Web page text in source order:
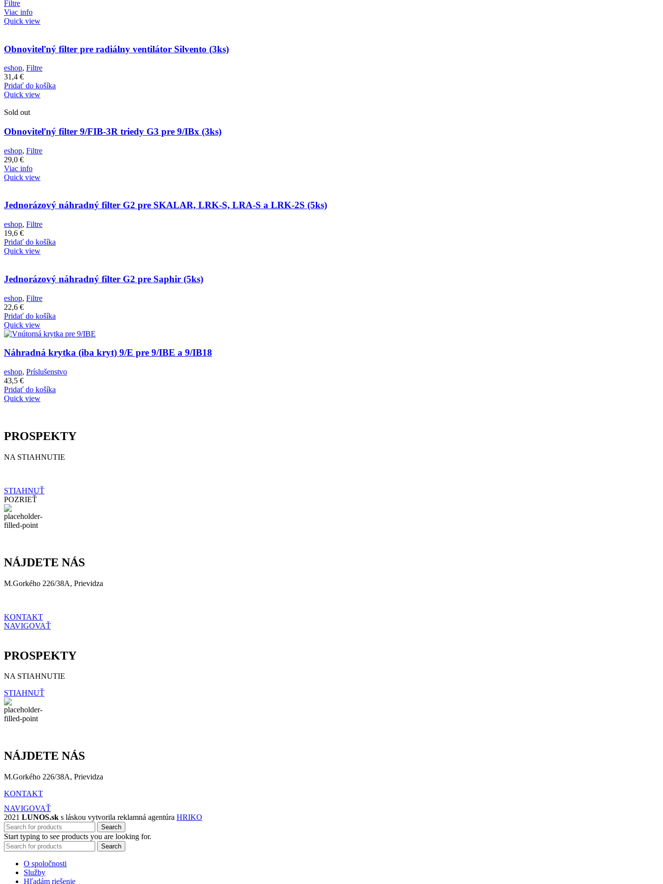
Filtre
Viac info
Quick view
Obnoviteľný filter pre radiálny ventilátor Silvento (3ks)
eshop, Filtre
31,4 €
Pridať do košíka
Quick view
Sold out
Obnoviteľný filter 9/FIB-3R triedy G3 pre 9/IBx (3ks)
eshop, Filtre
29,0 €
Viac info
Quick view
Jednorázový náhradný filter G2 pre SKALAR, LRK-S, LRA-S a LRK-2S (5ks)
eshop, Filtre
19,6 €
Pridať do košíka
Quick view
Jednorázový náhradný filter G2 pre Saphir (5ks)
eshop, Filtre
22,6 €
Pridať do košíka
Quick view
Náhradná krytka (iba kryt) 9/E pre 9/IBE a 9/IB18
eshop, Príslušenstvo
43,5 €
Pridať do košíka
Quick view
PROSPEKTY
NA STIAHNUTIE
STIAHNUŤ
POZRIEŤ
NÁJDETE NÁS
M.Gorkého 226/38A, Prievidza
KONTAKT
NAVIGOVAŤ
PROSPEKTY
NA STIAHNUTIE
STIAHNUŤ
NÁJDETE NÁS
M.Gorkého 226/38A, Prievidza
KONTAKT
NAVIGOVAŤ
2021 LUNOS.sk s láskou vytvorila reklamná agentúra HRIKO
Search
Start typing to see products you are looking for.
Search
O spoločnosti
Služby
Hľadám riešenie